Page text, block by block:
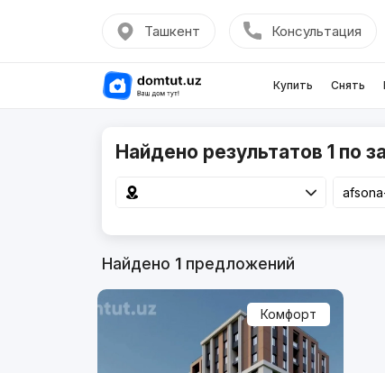
Ташкент Консультация
Купить Снять
Найдено результатов 1 по
Найдено 1предложений
Комфорт